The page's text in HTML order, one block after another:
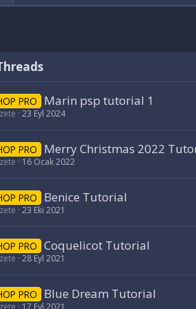
PRO Marin psp tutorial 1
23 Eyl 2024
PRO Merry Christmas 2022
16 Ocak 2022
PRO Benice Tutorial
23 Eki 2021
PRO Coquelicot Tutorial
28 Eyl 2021
PRO Blue Dream Tutorial
17 Eyl 2021